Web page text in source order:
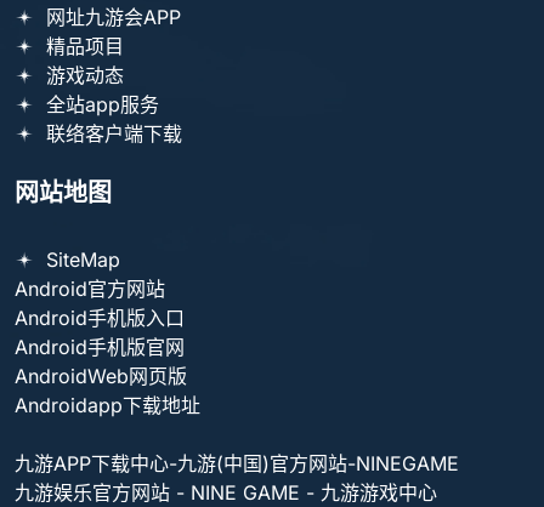
网址九游会APP
精品项目
游戏动态
全站app服务
联络客户端下载
网站地图
SiteMap
Android官方网站
Android手机版入口
Android手机版官网
AndroidWeb网页版
Androidapp下载地址
九游APP下载中心-九游(中国)官方网站-NINEGAME
九游娱乐官方网站 - NINE GAME - 九游游戏中心